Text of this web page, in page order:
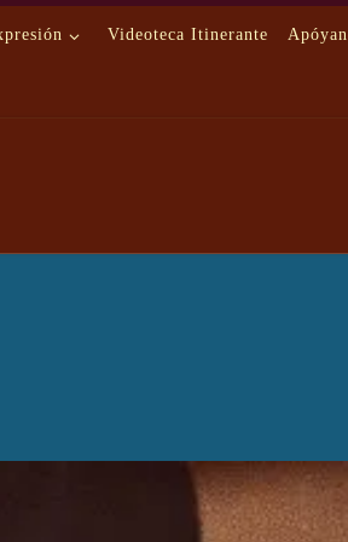
Videoteca Itinerante